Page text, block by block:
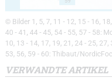
© Bilder 1, 5, 7, 11 - 12, 15 - 16,
40 - 41, 44 - 45, 54 - 55, 57 - 58:
10, 13 - 14, 17, 19, 21, 24 - 25,
53, 56, 59 - 60: Thibaut/
VERWANDTE ARTIKEL